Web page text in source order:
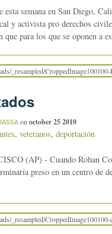
esta semana en San Diego,
y activista pro derechos
que para los que se oponen a
on october 25 2010
, veteranos, deportación
(AP) - Cuando Rohan
preso en un centro de